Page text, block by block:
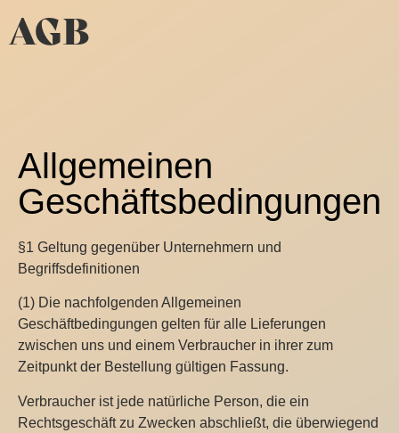
AGB
Allgemeinen
Geschäftsbedingungen
§1 Geltung gegenüber Unternehmern und
Begriffsdefinitionen
(1) Die nachfolgenden Allgemeinen
Geschäftbedingungen gelten für alle Lieferungen
zwischen uns und einem Verbraucher in ihrer zum
Zeitpunkt der Bestellung gültigen Fassung.
Verbraucher ist jede natürliche Person, die ein
Rechtsgeschäft zu Zwecken abschließt, die überwiegend